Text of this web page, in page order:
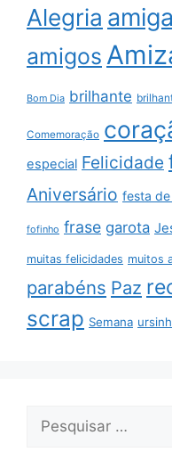
Alegria amiga
amigos
Bom Dia brilhante
Comemoração
especial Felicidade
Aniversário festa
fofinho frase garota
muitas felicidades muitos
parabéns Paz
scrap Semana
Pesquisar